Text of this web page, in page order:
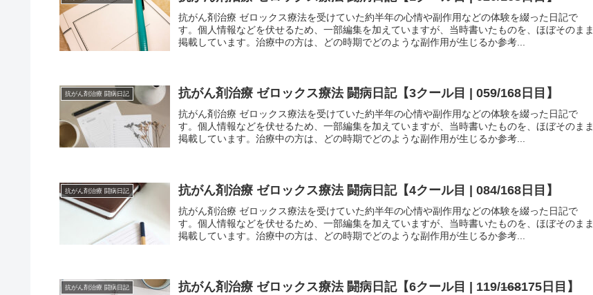
抗がん剤治療 ゼロックス療法を受けていた約半年の心情や副作用などの体験を綴った日記で
す。個人情報などを伏せるため、一部編集を加えていますが、当時書いたものを、ほぼそのまま
掲載しています。治療中の方は、どの時期でどのような副作用が生じるか参考...
抗がん剤治療 闘病日記 抗がん剤治療 ゼロックス療法 闘病日記【3クール目 | 059/168日目】
抗がん剤治療 ゼロックス療法を受けていた約半年の心情や副作用などの体験を綴った日記で
す。個人情報などを伏せるため、一部編集を加えていますが、当時書いたものを、ほぼそのまま
掲載しています。治療中の方は、どの時期でどのような副作用が生じるか参考...
抗がん剤治療 闘病日記 抗がん剤治療 ゼロックス療法 闘病日記【4クール目 | 084/168日目】
抗がん剤治療 ゼロックス療法を受けていた約半年の心情や副作用などの体験を綴った日記で
す。個人情報などを伏せるため、一部編集を加えていますが、当時書いたものを、ほぼそのまま
掲載しています。治療中の方は、どの時期でどのような副作用が生じるか参考...
抗がん剤治療 闘病日記 抗がん剤治療 ゼロックス療法 闘病日記【6クール目 | 119/168175日目】